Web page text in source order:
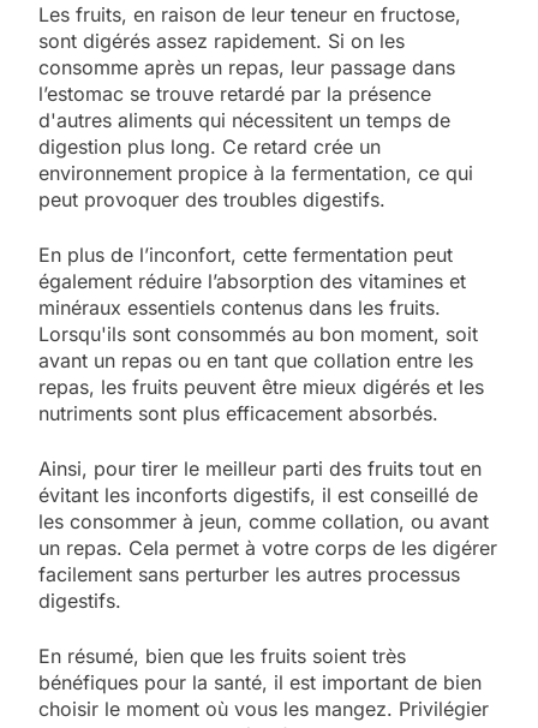
Les fruits, en raison de leur teneur en fructose,
sont digérés assez rapidement. Si on les
consomme après un repas, leur passage dans
l’estomac se trouve retardé par la présence
d'autres aliments qui nécessitent un temps de
digestion plus long. Ce retard crée un
environnement propice à la fermentation, ce qui
peut provoquer des troubles digestifs.
En plus de l’inconfort, cette fermentation peut
également réduire l’absorption des vitamines et
minéraux essentiels contenus dans les fruits.
Lorsqu'ils sont consommés au bon moment, soit
avant un repas ou en tant que collation entre les
repas, les fruits peuvent être mieux digérés et les
nutriments sont plus efficacement absorbés.
Ainsi, pour tirer le meilleur parti des fruits tout en
évitant les inconforts digestifs, il est conseillé de
les consommer à jeun, comme collation, ou avant
un repas. Cela permet à votre corps de les digérer
facilement sans perturber les autres processus
digestifs.
En résumé, bien que les fruits soient très
bénéfiques pour la santé, il est important de bien
choisir le moment où vous les mangez. Privilégier
5